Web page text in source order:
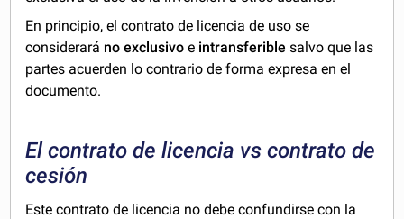
En principio, el contrato de licencia de uso se
considerará no exclusivoe intransferible salvo que las
partes acuerden lo contrario de forma expresa en el
documento.
El contrato de licencia vs contrato de
cesión
Este contrato de licencia no debe confundirse con la